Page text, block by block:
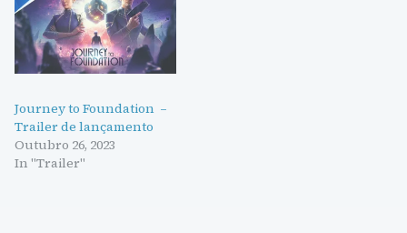
Journey to Foundation –
Trailer de lançamento
Outubro 26, 2023
In "Trailer"